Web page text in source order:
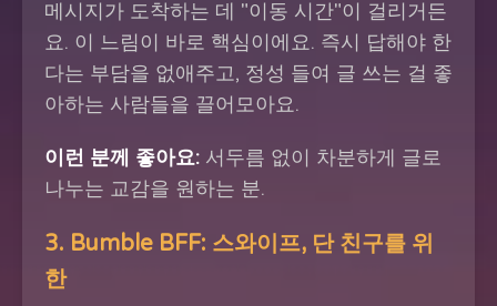
메시지가 도착하는 데 "이동 시간"이 걸리거든
요. 이 느림이 바로 핵심이에요. 즉시 답해야 한
다는 부담을 없애주고, 정성 들여 글 쓰는 걸 좋
아하는 사람들을 끌어모아요.
이런 분께 좋아요: 서두름 없이 차분하게 글로
나누는 교감을 원하는 분.
3. Bumble BFF: 스와이프, 단 친구를 위
한